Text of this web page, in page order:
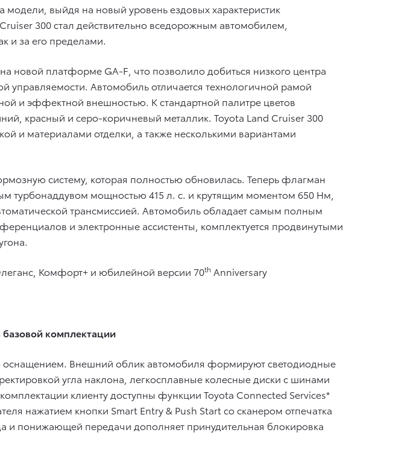
выйдя на новый уровень ездовых характеристик
300 стал действительно вседорожным автомобилем,
и за его пределами.
новой платформе GA-F, что позволило добиться низкого центра
управляемости. Автомобиль отличается технологичной рамой
и эффектной внешностью. К стандартной палитре цветов
красный и серо-коричневый металлик. Toyota Land Cruiser 300
и материалами отделки, а также несколькими вариантами
систему, которая полностью обновилась. Теперь флагман
турбонаддувом мощностью 415 л. с. и крутящим моментом 650 Нм,
трансмиссией. Автомобиль обладает самым полным
и электронные ассистенты, комплектуется продвинутыми
Комфорт+ и юбилейной версии 70th Anniversary
комплектации
оснащением. Внешний облик автомобиля формируют светодиодные
угла наклона, легкосплавные колесные диски с шинами
клиенту доступны функции Toyota Connected Services*
нажатием кнопки Smart Entry & Push Start со сканером отпечатка
и понижающей передачи дополняет принудительная блокировка